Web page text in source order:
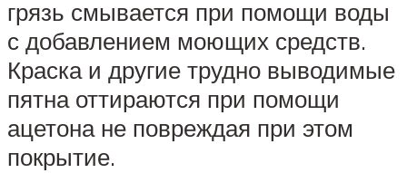
грязь смывается при помощи воды
с добавлением моющих средств.
Краска и другие трудно выводимые
пятна оттираются при помощи
ацетона не повреждая при этом
покрытие.